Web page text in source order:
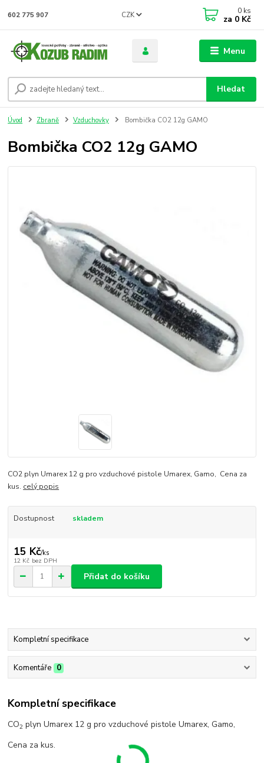
Menu
CZK
Hledat
602 775 907 0 ks
za 0 Kč
Úvod Zbraně Vzduchovky Bombička CO2 12g GAMO
Bombička CO2 12g GAMO
CO2 plyn Umarex 12 g pro vzduchové pistole Umarex, Gamo, Cena za
kus. celý popis
Dostupnost skladem
15 Kč/ks
12 Kč bez DPH
Přidat do košíku
Kompletní specifikace
Komentáře 0
Kompletní specifikace
CO2 plyn Umarex 12 g pro vzduchové pistole Umarex, Gamo,
Cena za kus.